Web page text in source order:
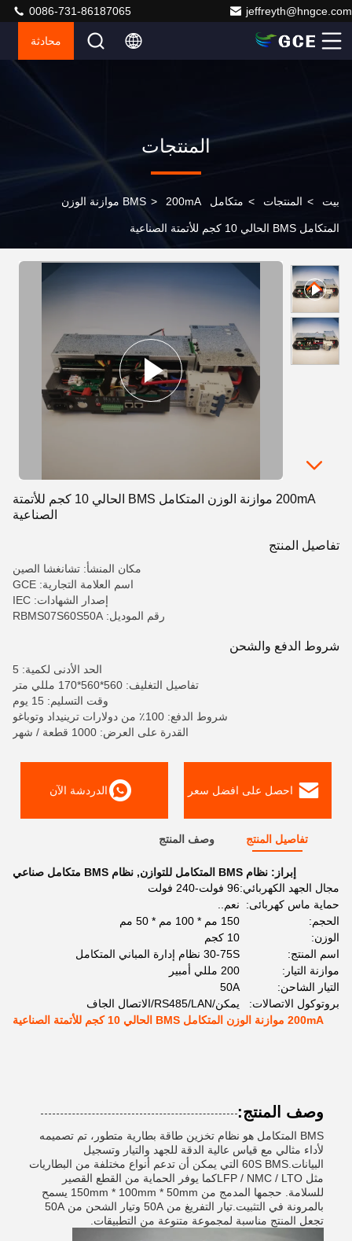
jeffreyth@hngce.com
0086-731-86187065
محادثة
المنتجات
بيت > المنتجات > متكامل BMS > 200mA موازنة الوزن
المتكامل BMS الحالي 10 كجم للأتمتة الصناعية
200mA موازنة الوزن المتكامل BMS الحالي 10 كجم للأتمتة
الصناعية
تفاصيل المنتج
مكان المنشأ: تشانغشا الصين
اسم العلامة التجارية: GCE
إصدار الشهادات: IEC
رقم الموديل: RBMS07S60S50A
شروط الدفع والشحن
الحد الأدنى لكمية: 5
تفاصيل التغليف: 560*560*170 مللي متر
وقت التسليم: 15 يوم
شروط الدفع: 100٪ من دولارات ترينيداد وتوباغو
القدرة على العرض: 1000 قطعة / شهر
احصل على افضل سعر الدردشة الآن
تفاصيل المنتج وصف المنتج
إبراز: نظام BMS المتكامل للتوازن , نظام BMS متكامل صناعي
مجال الجهد الكهربائي:96 فولت-240 فولت
حماية ماس كهربائى:
نعم..
الحجم:
150 مم * 100 مم * 50 مم
الوزن:
10 كجم
اسم المنتج:
30-75S نظام إدارة المباني المتكامل
موازنة التيار:
200 مللي أمبير
التيار الشاحن:
50A
بروتوكول الاتصالات:
يمكن/RS485/LAN/الاتصال الجاف
200mA موازنة الوزن المتكامل BMS الحالي 10 كجم للأتمتة الصناعية
وصف المنتج:
BMS المتكامل هو نظام تخزين طاقة بطارية متطور، تم تصميمه
لأداء مثالي مع قياس عالية الدقة للجهد والتيار وتسجيل
البيانات.60S BMS التي يمكن أن تدعم أنواع مختلفة من البطاريات
مثل LFP / NMC / LTOكما يوفر الحماية من القطع القصير
للسلامة. حجمها المدمج من 150mm * 100mm * 50mm يسمح
بالمرونة في التثبيت.تيار التفريغ من 50A وتيار الشحن من 50A
تجعل المنتج مناسبة لمجموعة متنوعة من التطبيقات.